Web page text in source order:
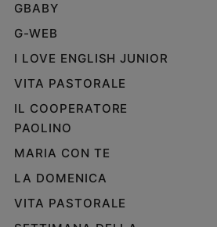
GBABY
G-WEB
I LOVE ENGLISH JUNIOR
VITA PASTORALE
IL COOPERATORE
PAOLINO
MARIA CON TE
LA DOMENICA
VITA PASTORALE